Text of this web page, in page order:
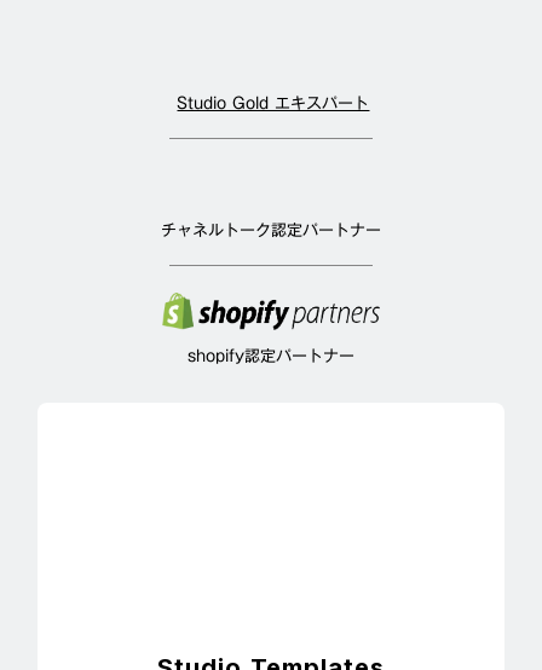
Studio Gold エキスパート
チャネルトーク認定パートナー
shopify認定パートナー